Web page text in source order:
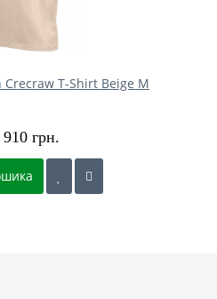
Crecraw T-Shirt Beige M
910 грн.